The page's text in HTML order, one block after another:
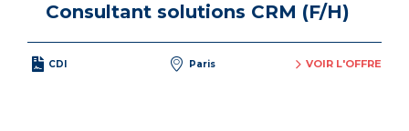
Consultant solutions CRM (F/H)
CDI Paris VOIR L'OFFRE